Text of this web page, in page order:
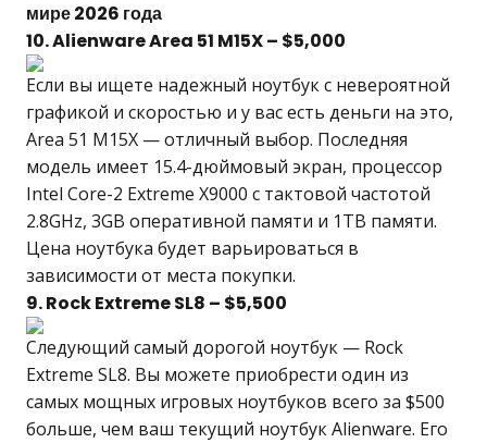
мире 2026 года
10. Alienware Area 51 M15X – $5,000
Если вы ищете надежный ноутбук с невероятной
графикой и скоростью и у вас есть деньги на это,
Area 51 M15X — отличный выбор. Последняя
модель имеет 15.4-дюймовый экран, процессор
Intel Core-2 Extreme X9000 с тактовой частотой
2.8GHz, 3GB оперативной памяти и 1TB памяти.
Цена ноутбука будет варьироваться в
зависимости от места покупки.
9. Rock Extreme SL8 – $5,500
Следующий самый дорогой ноутбук — Rock
Extreme SL8. Вы можете приобрести один из
самых мощных игровых ноутбуков всего за $500
больше, чем ваш текущий ноутбук Alienware. Его